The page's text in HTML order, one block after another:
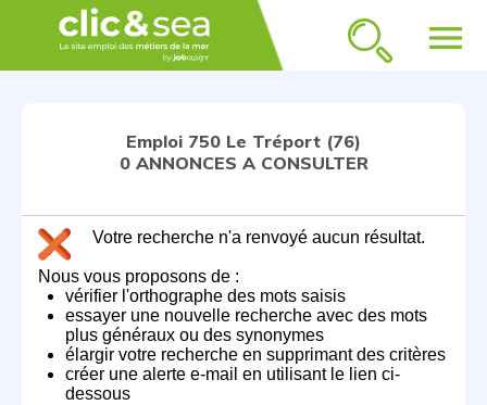
menu
Emploi 750 Le Tréport (76)
0 ANNONCES A CONSULTER
Votre recherche n'a renvoyé aucun résultat.
Nous vous proposons de :
vérifier l'orthographe des mots saisis
essayer une nouvelle recherche avec des mots
plus généraux ou des synonymes
élargir votre recherche en supprimant des critères
créer une alerte e-mail en utilisant le lien ci-
dessous